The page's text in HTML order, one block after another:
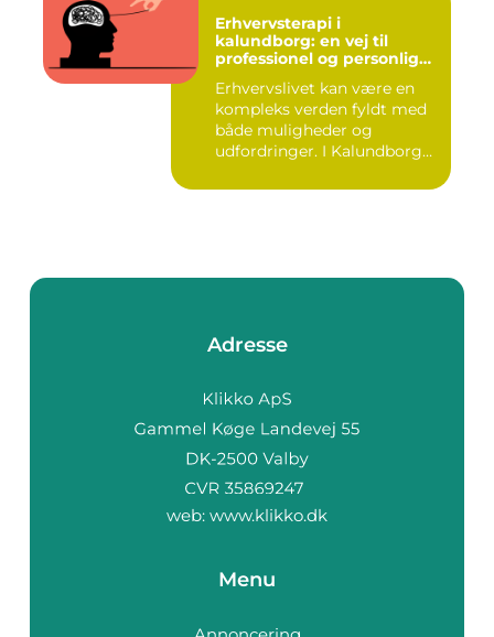
Erhvervsterapi i
kalundborg: en vej til
professionel og personlig
Erhvervslivet kan være en
kompleks verden fyldt med
både muligheder og
udfordringer. I Kalundborg
Adresse
web: www.klikko.dk
Menu